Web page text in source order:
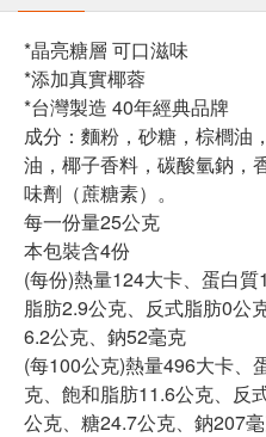
*晶亮糖層 可口滋味
*添加真實椰蓉
*台灣製造 40年經典品牌
成分：麵粉，砂糖，棕櫚油
油，椰子香料，碳酸氫鈉，
味劑（蔗糖素）。
每一份量25公克
本包裝含4份
(每份)熱量124大卡、蛋白
脂肪2.9公克、反式脂肪0公
6.2公克、鈉52毫克
(每100公克)熱量496大卡、
克、飽和脂肪11.6公克、反
公克、糖24.7公克、鈉207